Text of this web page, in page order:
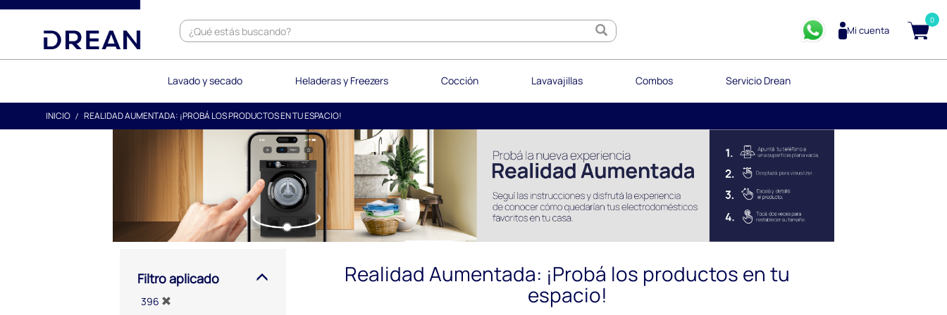
text.skipToContent
text.skipToNavigation
Mi cuenta
0
Lavado y secado Heladeras y Freezers Cocción Lavavajillas Combos Servicio Drean
INICIO REALIDAD AUMENTADA: ¡PROBÁ LOS PRODUCTOS EN TU ESPACIO!
Filtro aplicado
396
Realidad Aumentada: ¡Probá los productos en tu
espacio!